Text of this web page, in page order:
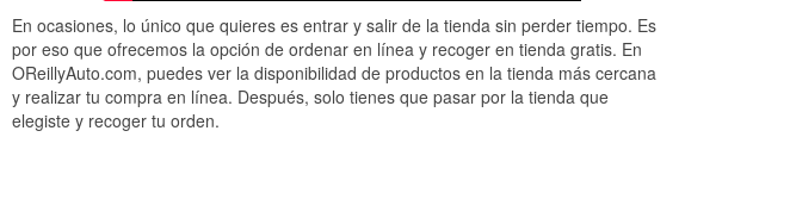
the highway!
En ocasiones, lo único que quieres es entrar y salir de la tienda sin perder tiempo. Es
por eso que ofrecemos la opción de ordenar en línea y recoger en tienda gratis. En
OReillyAuto.com, puedes ver la disponibilidad de productos en la tienda más cercana
y realizar tu compra en línea. Después, solo tienes que pasar por la tienda que
elegiste y recoger tu orden.